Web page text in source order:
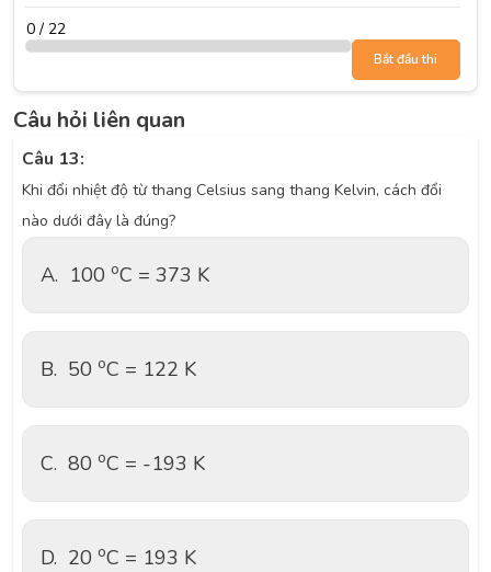
0 / 22
Bắt đầu thi
Câu hỏi liên quan
Câu 13:
Khi đổi nhiệt độ từ thang Celsius sang thang Kelvin, cách đổi
nào dưới đây là đúng?
A. 100 oC = 373 K
B. 50 oC = 122 K
C. 80 oC = -193 K
D. 20 oC = 193 K